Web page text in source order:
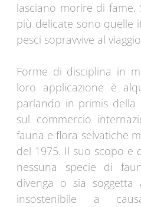
lasciano morire di fame.
più delicate sono quelle
pesci sopravvive al
Forme di disciplina in
loro applicazione è
parlando in primis della
sul commercio
fauna e flora selvatiche
del 1975. Il suo scopo e
nessuna specie di
divenga o sia
insostenibile a